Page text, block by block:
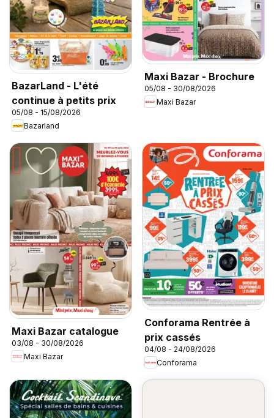
BazarLand - L'été
continue à petits prix
05/08 - 15/08/2026
Bazarland
Maxi Bazar - Brochure
05/08 - 30/08/2026
Maxi Bazar
Maxi Bazar catalogue
03/08 - 30/08/2026
Maxi Bazar
Conforama Rentrée à
prix cassés
04/08 - 24/08/2026
Conforama